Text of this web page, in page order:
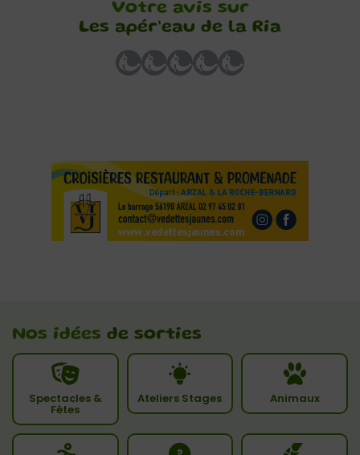
Votre avis sur
Les apér’eau de la Ria
Nos idées de sorties
Spectacles &
Fêtes
Ateliers Stages Animaux